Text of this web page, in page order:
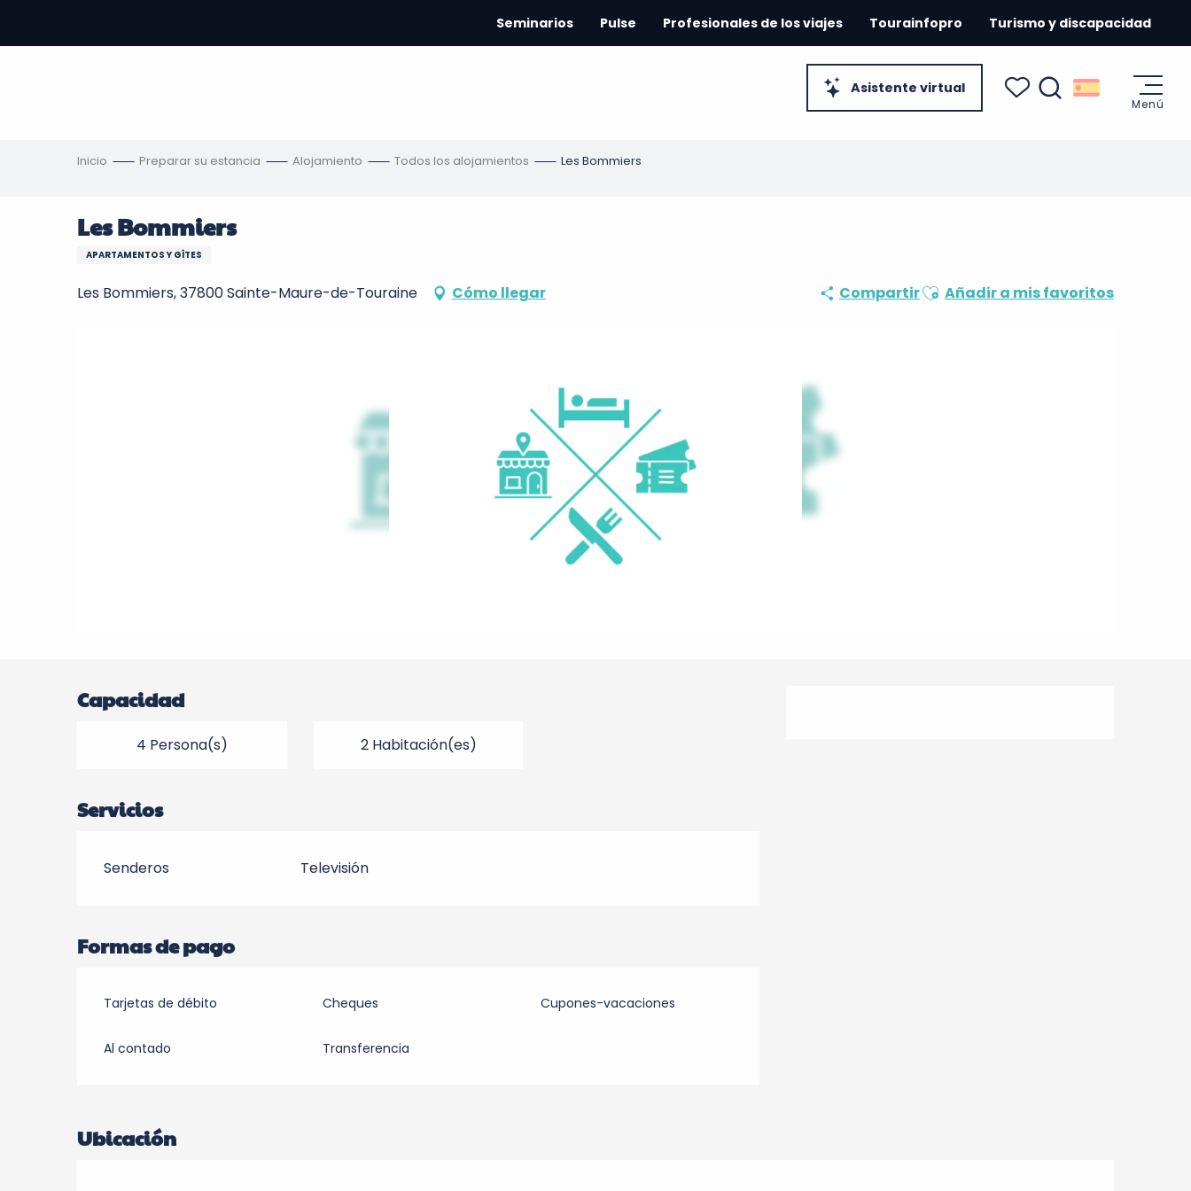
contenu
Asistente virtual
Seminarios Pulse Profesionales de los viajes Tourainfopro Turismo y discapacidad
Menú
Inicio Preparar su estancia Alojamiento Todos los alojamientos Les Bommiers
Les Bommiers
APARTAMENTOS Y GÎTES
Les Bommiers, 37800 Sainte-Maure-de-Touraine Cómo llegar CompartirAjouter aux favoris
Añadir a mis favoritos
Capacidad
4 Persona(s) 2 Habitación(es)
Servicios
Senderos Televisión
Formas de pago
Tarjetas de débito Cheques Cupones-vacaciones
Al contado Transferencia
Ubicación